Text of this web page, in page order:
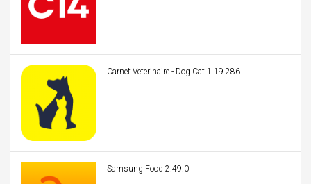
Carnet Veterinaire - Dog Cat 1.19.286
Samsung Food 2.49.0